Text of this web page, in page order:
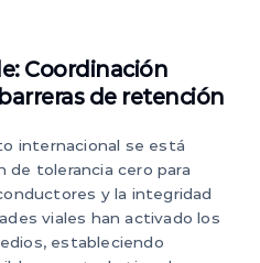
Coordinación
de retención
internacional se está
de tolerancia cero para
y la integridad
viales han activado los
estableciendo